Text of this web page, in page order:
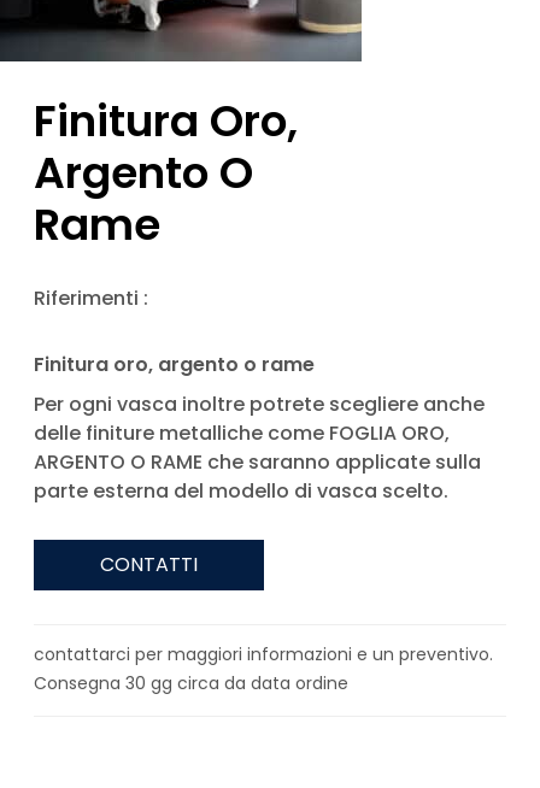
Finitura Oro,
Argento O
Rame
Riferimenti :
Finitura oro, argento o rame
Per ogni vasca inoltre potrete scegliere anche
delle finiture metalliche come FOGLIA ORO,
ARGENTO O RAME che saranno applicate sulla
parte esterna del modello di vasca scelto.
CONTATTI
contattarci per maggiori informazioni e un preventivo.
Consegna 30 gg circa da data ordine